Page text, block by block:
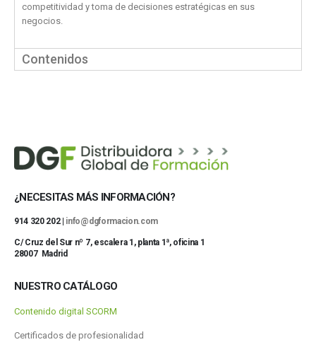
competitividad y toma de decisiones estratégicas en sus
negocios.
Contenidos
¿NECESITAS MÁS INFORMACIÓN?
914 320 202 | info@dgformacion.com
C/ Cruz del Sur nº 7, escalera 1, planta 1ª, oficina 1
28007 Madrid
NUESTRO CATÁLOGO
Contenido digital SCORM
Certificados de profesionalidad